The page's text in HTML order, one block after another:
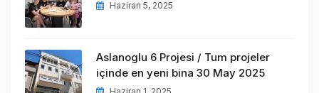
Haziran 5, 2025
Aslanoglu 6 Projesi / Tum projeler
içinde en yeni bina 30 May 2025